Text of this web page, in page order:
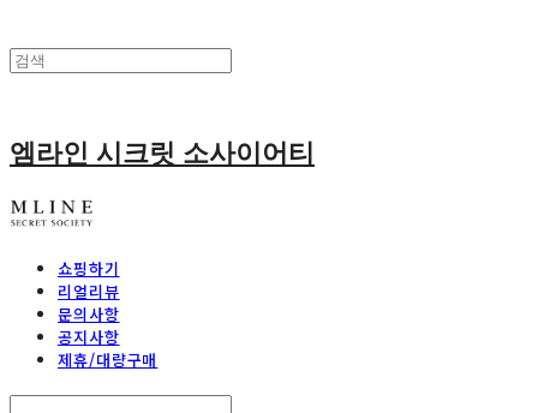
엠라인 시크릿 소사이어티
쇼핑하기
리얼리뷰
문의사항
공지사항
제휴/대량구매